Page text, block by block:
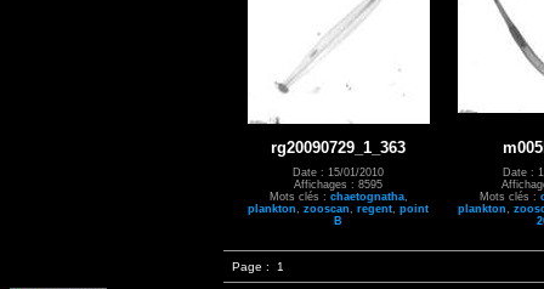
rg20090729_1_363
Date : 15/01/2010
Affichages : 8595
Mots clés : chaetognatha,
plankton
zooscan regent point
B
Date :
Mots clés :
plankton
Page : 1